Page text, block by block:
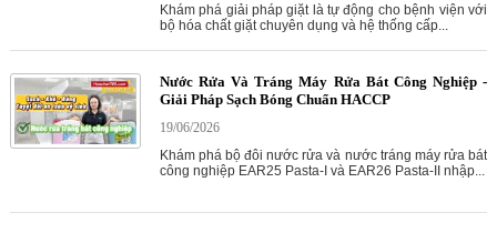
Khám phá giải pháp giặt là tự động cho bệnh viện với
bộ hóa chất giặt chuyên dụng và hệ thống cấp...
Nước Rửa Và Tráng Máy Rửa Bát Công Nghiệp -
Giải Pháp Sạch Bóng Chuẩn HACCP
19/06/2026
Khám phá bộ đôi nước rửa và nước tráng máy rửa bát
công nghiệp EAR25 Pasta-I và EAR26 Pasta-II nhập...